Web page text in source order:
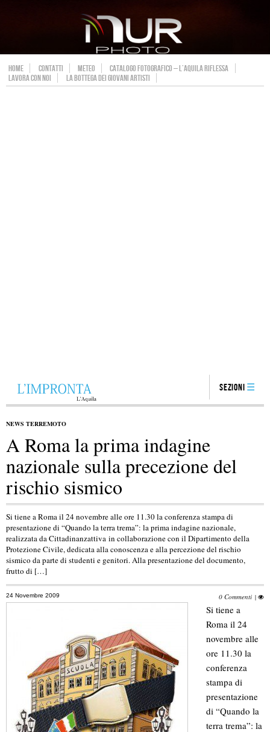
HOME CONTATTI METEO
CATALOGO FOTOGRAFICO – L’AQUILA RIFLESSA
LAVORA CON NOI
LA BOTTEGA DEI GIOVANI ARTISTI
Sezioni
NEWS TERREMOTO
A Roma la prima indagine
nazionale sulla precezione del
rischio sismico
Si tiene a Roma il 24 novembre alle ore 11.30 la conferenza stampa di
presentazione di “Quando la terra trema”: la prima indagine nazionale,
realizzata da Cittadinanzattiva in collaborazione con il Dipartimento della
Protezione Civile, dedicata alla conoscenza e alla percezione del rischio
sismico da parte di studenti e genitori. Alla presentazione del documento,
frutto di […]
24 Novembre 2009 0 Commenti |
Si tiene a
Roma il 24
novembre alle
ore 11.30 la
conferenza
stampa di
presentazione
di “Quando la
terra trema”: la